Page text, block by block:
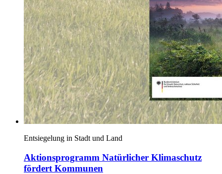
Entsiegelung in Stadt und Land
Aktionsprogramm Natürlicher Klimaschutz
fördert Kommunen